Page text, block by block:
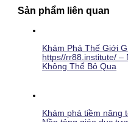
Sản phẩm liên quan
Khám Phá Thế Giới
https//rr88.institute/ –
Không Thể Bỏ Qua
Khám phá tiềm năng